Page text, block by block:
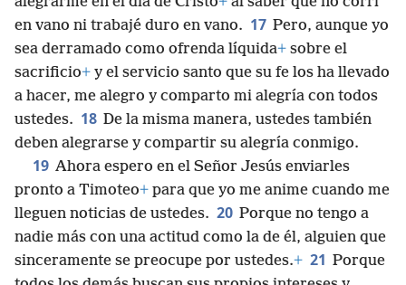
en vano ni trabajé duro en vano. 17 Pero, aunque yo
sea derramado como ofrenda líquida+ sobre el
sacrificio+ y el servicio santo que su fe los ha llevado
a hacer, me alegro y comparto mi alegría con todos
ustedes. 18 De la misma manera, ustedes también
deben alegrarse y compartir su alegría conmigo.
19 Ahora espero en el Señor Jesús enviarles
pronto a Timoteo+ para que yo me anime cuando me
lleguen noticias de ustedes. 20 Porque no tengo a
nadie más con una actitud como la de él, alguien que
sinceramente se preocupe por ustedes.+ 21 Porque